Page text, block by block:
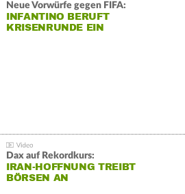
Neue Vorwürfe gegen FIFA:
INFANTINO BERUFT
KRISENRUNDE EIN
Dax auf Rekordkurs:
IRAN-HOFFNUNG TREIBT
BÖRSEN AN